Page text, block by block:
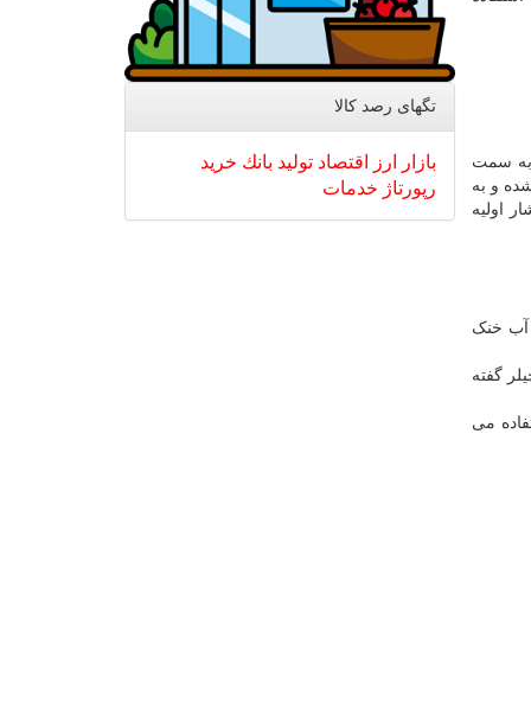
به سمت
و به
اولیه
آب خنک
نامی و پایین تر مینی چیلر گفته
می
تگهای رصد كالا
بازار ارز اقتصاد تولید بانك خرید
رپورتاژ خدمات